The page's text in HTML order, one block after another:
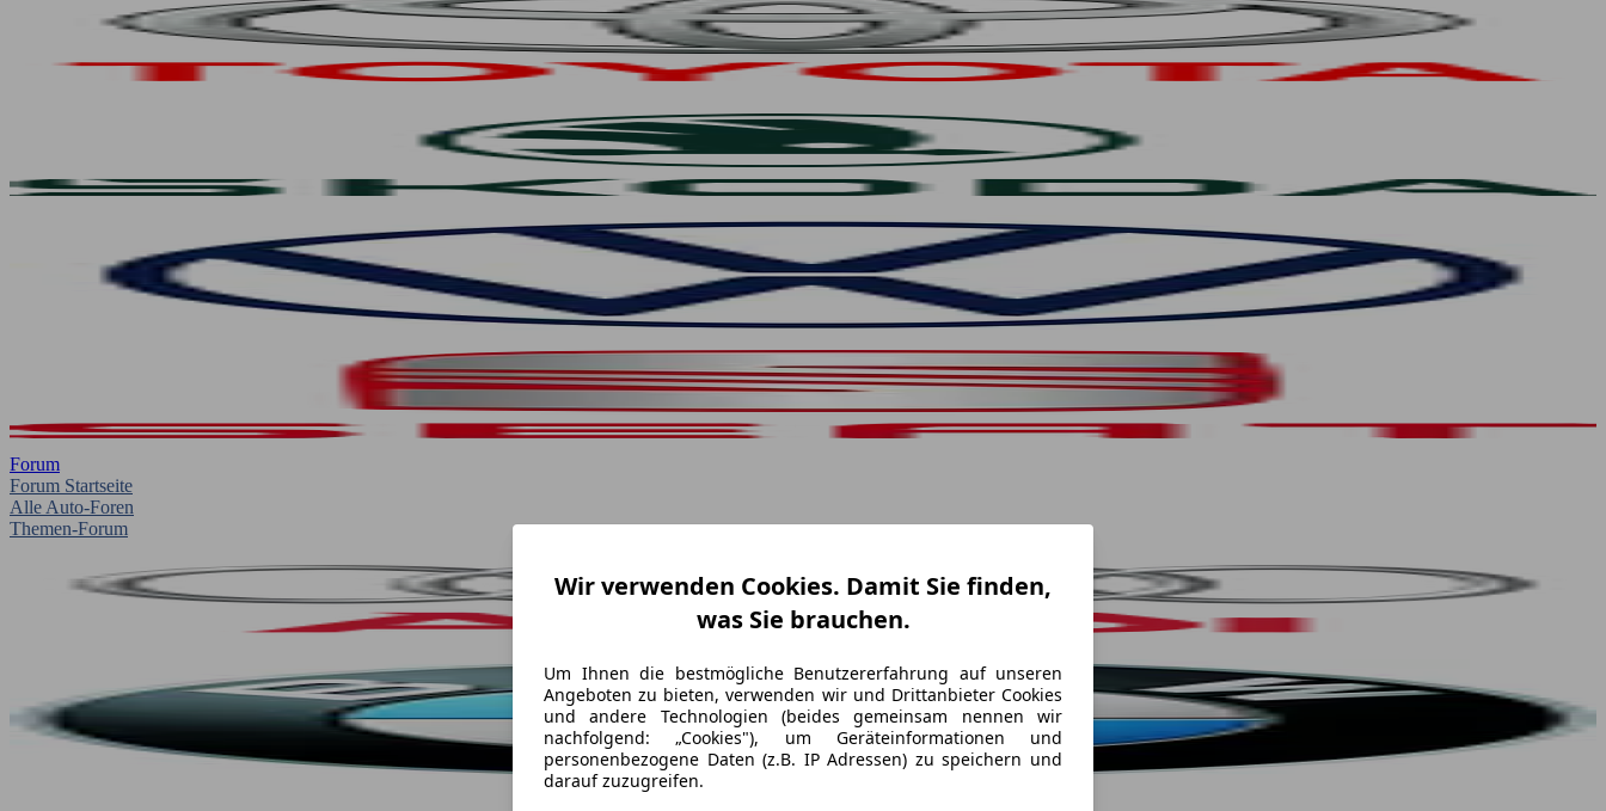
Forum
Forum Startseite
Alle Auto-Foren
Themen-Forum
Wir verwenden Cookies. Damit Sie finden,
was Sie brauchen.
Um Ihnen die bestmögliche Benutzererfahrung auf unseren
Angeboten zu bieten, verwenden wir und Drittanbieter Cookies
und andere Technologien (beides gemeinsam nennen wir
nachfolgend: „Cookies"), um Geräteinformationen und
personenbezogene Daten (z.B. IP Adressen) zu speichern und
darauf zuzugreifen.